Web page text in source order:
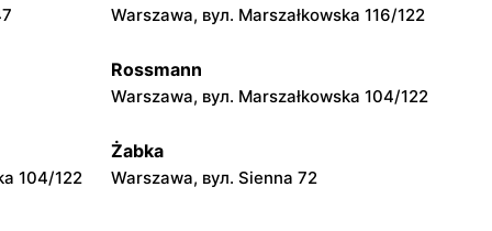
Żabka
Żabka
Warszawa, вул. Marszałkowska 116/122
Rossmann
Warszawa, вул. Marszałkowska 104/122
104/122
Żabka
Warszawa, вул. Sienna 72